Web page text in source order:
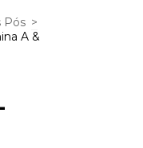
Pós >
A &